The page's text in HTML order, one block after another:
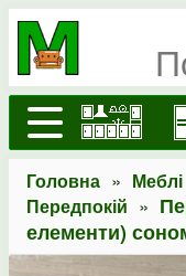
Головна » Меблі
Передпокій »
елементи)